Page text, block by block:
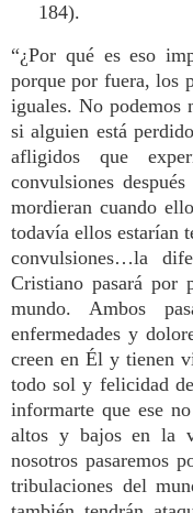
184).
“¿Por qué es eso
porque por fuera, los
iguales. No podemos
si alguien está
afligidos que
convulsiones
mordieran cuando
todavía ellos estarían
convulsiones…la
Cristiano pasará por
mundo. Ambos
enfermedades y
creen en Él y tienen
todo sol y felicidad
informarte que ese
altos y bajos en la
nosotros pasaremos
tribulaciones del